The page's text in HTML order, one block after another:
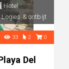
Hotel
Logies & ontbijt
33 2 0
Del